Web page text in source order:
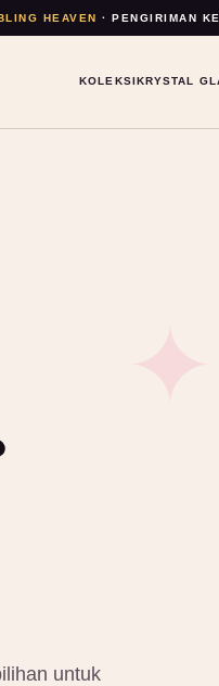
HEAVEN · PENGIRIMAN
KOLEKSIKRYSTAL
untuk